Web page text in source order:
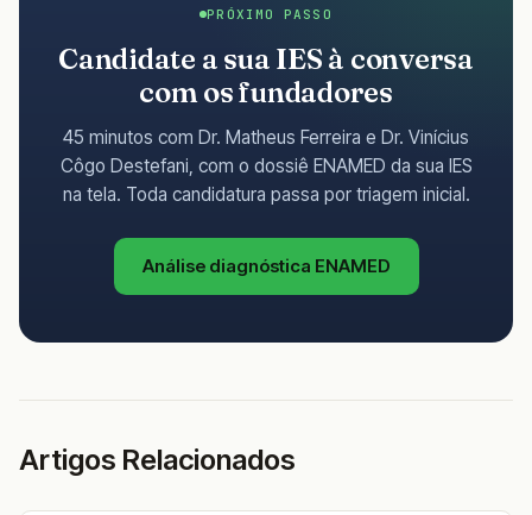
PRÓXIMO PASSO
Candidate a sua IES à conversa
com os fundadores
45 minutos com Dr. Matheus Ferreira e Dr. Vinícius
Côgo Destefani, com o dossiê ENAMED da sua IES
na tela. Toda candidatura passa por triagem inicial.
Análise diagnóstica ENAMED
Artigos Relacionados